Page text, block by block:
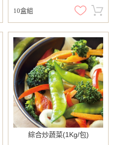
10盒組
綜合炒蔬菜(1Kg/包)